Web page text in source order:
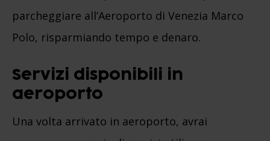
parcheggiare all’Aeroporto di Venezia Marco
Polo, risparmiando tempo e denaro.
Servizi disponibili in
aeroporto
Una volta arrivato in aeroporto, avrai